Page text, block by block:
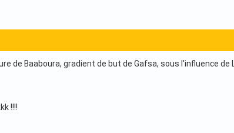
de Baaboura, gradient de but de Gafsa, sous l'influence de
!!!!